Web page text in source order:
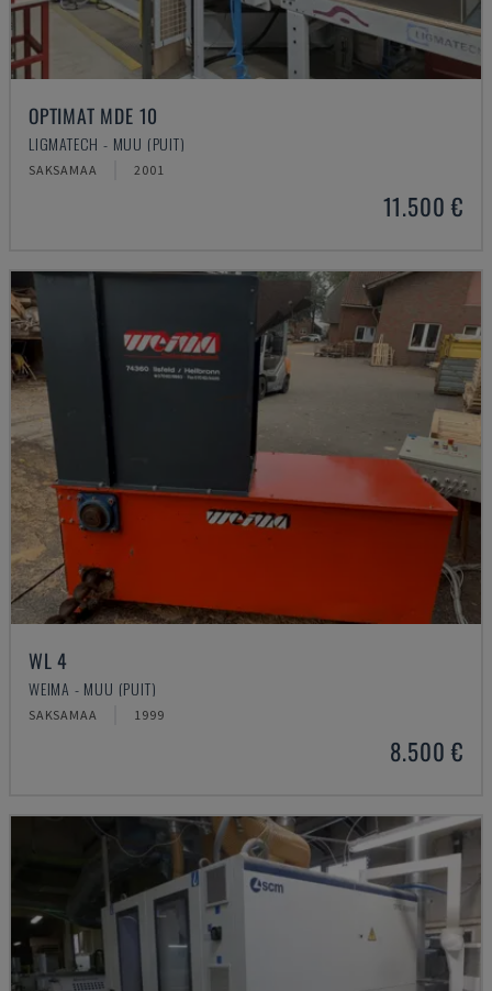
OPTIMAT MDE 10
LIGMATECH - MUU (PUIT)
SAKSAMAA 2001
11.500 €
WL 4
WEIMA - MUU (PUIT)
SAKSAMAA 1999
8.500 €